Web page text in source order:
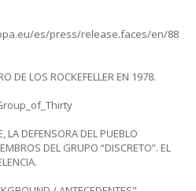
es/press/release.faces/en/88
DE LOS ROCKEFELLER EN 1978.
LA DEFENSORA DEL PUEBLO
DEL GRUPO “DISCRETO”. EL